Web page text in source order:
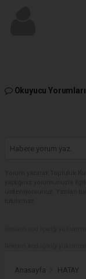
Okuyucu Yorumları
Anasayfa HATAY